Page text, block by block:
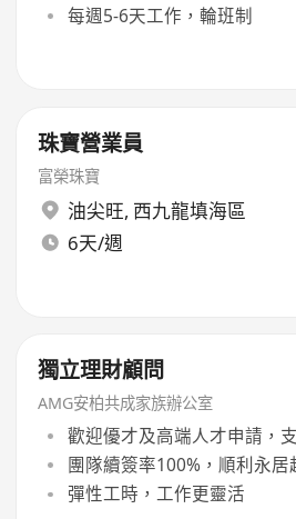
每週5-6天工作，輪班制
珠寶營業員
富榮珠寶
油尖旺, 西九龍填海區
6天/週
獨立理財顧問
AMG安柏共成家族辦公室
歡迎優才及高端人才申請，
團隊續簽率100%，順利永居
彈性工時，工作更靈活